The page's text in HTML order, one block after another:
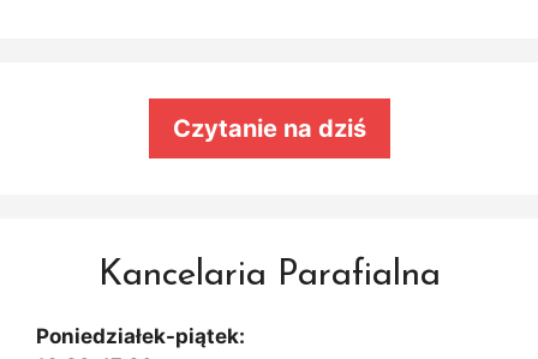
Czytanie na dziś
Kancelaria Parafialna
Poniedziałek-piątek: